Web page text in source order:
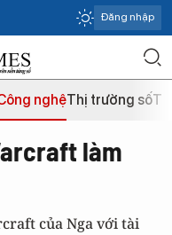
Đăng nhập
nghệThị trường số
làm
của Nga với tài